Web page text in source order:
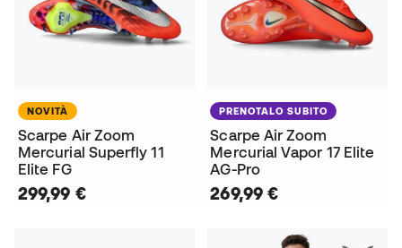
NOVITÀ
Scarpe Air Zoom
Mercurial Superfly 11
Elite FG
299,99 €
PRENOTALO SUBITO
Scarpe Air Zoom
Mercurial Vapor 17 Elite
AG-Pro
269,99 €